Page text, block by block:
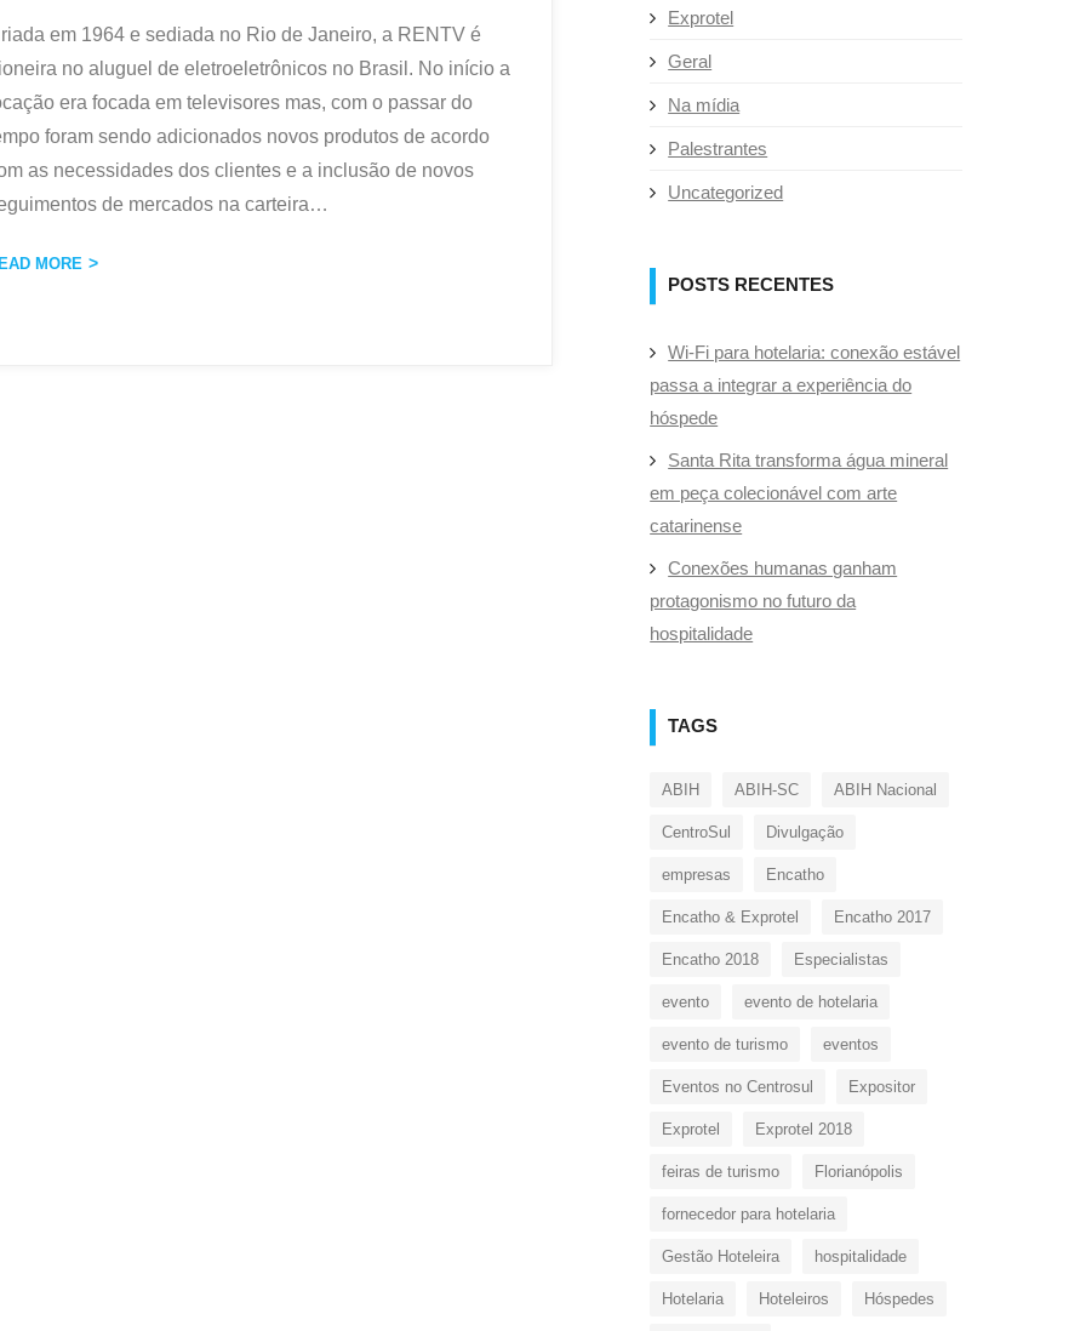
em 1964 e sediada no Rio de Janeiro, a RENTV é
no aluguel de eletroeletrônicos no Brasil. No início a
era focada em televisores mas, com o passar do
foram sendo adicionados novos produtos de acordo
as necessidades dos clientes e a inclusão de novos
de mercados na carteira…
MORE
Exprotel
Geral
Na mídia
Palestrantes
Uncategorized
POSTS RECENTES
Wi-Fi para hotelaria: conexão estável
passa a integrar a experiência do
hóspede
Santa Rita transforma água mineral
em peça colecionável com arte
catarinense
Conexões humanas ganham
protagonismo no futuro da
hospitalidade
TAGS
ABIH ABIH-SC ABIH Nacional
CentroSul Divulgação
empresas Encatho
Encatho & Exprotel Encatho 2017
Encatho 2018 Especialistas
evento evento de hotelaria
evento de turismo eventos
Eventos no Centrosul Expositor
Exprotel Exprotel 2018
feiras de turismo Florianópolis
fornecedor para hotelaria
Gestão Hoteleira hospitalidade
Hotelaria Hoteleiros Hóspedes